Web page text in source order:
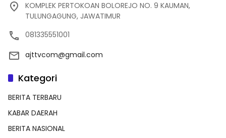
KOMPLEK PERTOKOAN BOLOREJO NO. 9 KAUMAN,
TULUNGAGUNG, JAWATIMUR
081335551001
ajttvcom@gmail.com
Kategori
BERITA TERBARU
KABAR DAERAH
BERITA NASIONAL